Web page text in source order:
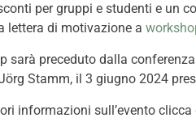
per gruppi e studenti e un
lettera di motivazione a
sarà preceduto dalla conferenza
Stamm, il 3 giugno 2024
informazioni sull’evento clicca